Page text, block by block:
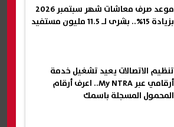
موعد صرف معاشات شهر سبتمبر 2026
بزيادة 15%.. بشرى لـ 11.5 مليون مستفيد
تنظيم الاتصالات يعيد تشغيل خدمة
أرقامي عبر My NTRA.. اعرف أرقام
المحمول المسجلة باسمك